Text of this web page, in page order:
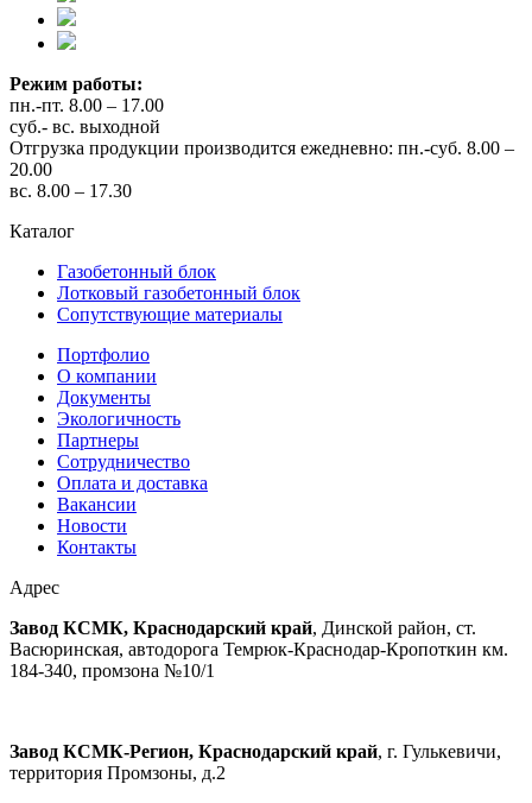
Режим работы:
пн.-пт. 8.00 – 17.00
суб.- вс. выходной
Отгрузка продукции производится ежедневно: пн.-суб. 8.00 –
20.00
вс. 8.00 – 17.30
Каталог
Газобетонный блок
Лотковый газобетонный блок
Сопутствующие материалы
Портфолио
О компании
Документы
Экологичность
Партнеры
Сотрудничество
Оплата и доставка
Вакансии
Новости
Контакты
Адрес
Завод КСМК, Краснодарский край, Динской район, ст.
Васюринская, автодорога Темрюк-Краснодар-Кропоткин км.
184-340, промзона №10/1
Завод КСМК-Регион, Краснодарский край, г. Гулькевичи,
территория Промзоны, д.2